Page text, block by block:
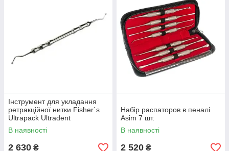
Інструмент для укладання
ретракційної нитки Fisher`s
Ultrapack Ultradent
В наявності
2 630 ₴
Набір распаторов в пеналі
Asim 7 шт.
В наявності
2 520 ₴